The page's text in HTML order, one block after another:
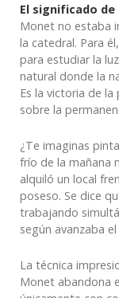
El significado
Monet no estaba
la catedral. Para
para estudiar la
natural donde la
Es la victoria de
sobre la
¿Te imaginas
frío de la mañana
alquiló un local
poseso. Se dice
trabajando
según avanzaba
La técnica
Monet abandona